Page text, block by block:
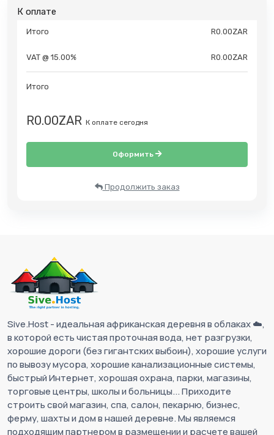
К оплате
Итого R0.00ZAR
VAT @ 15.00% R0.00ZAR
Итого
R0.00ZAR К оплате сегодня
Оформить
Продолжить заказ
Sive.Host - идеальная африканская деревня в облаках ☁️,
в которой есть чистая проточная вода, нет разгрузки,
хорошие дороги (без гигантских выбоин), хорошие услуги
по вывозу мусора, хорошие канализационные системы,
быстрый Интернет, хорошая охрана, парки, магазины,
торговые центры, школы и больницы... Приходите
строить свой магазин, спа, салон, пекарню, бизнес,
ферму, шахты и дом в нашей деревне. Мы являемся
подходящим партнером в размещении и расчете вашей